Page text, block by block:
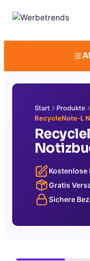
Start Produkte
RecycleNote-L
Gratis
Sichere